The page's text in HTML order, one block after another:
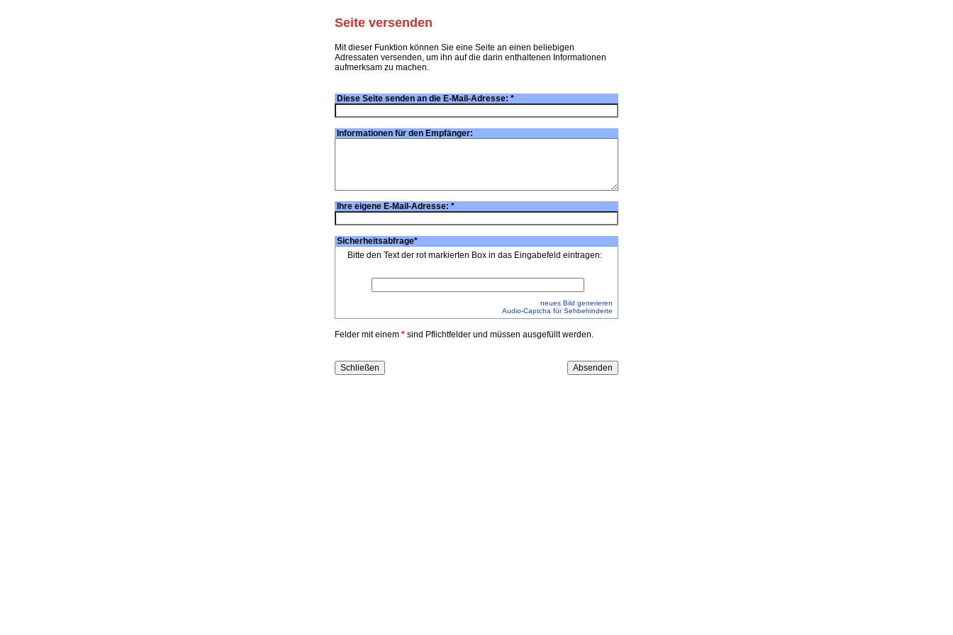
Seite versenden
Mit dieser Funktion können Sie eine Seite an einen beliebigen
Adressaten versenden, um ihn auf die darin enthaltenen Informationen
aufmerksam zu machen.
Diese Seite senden an die E-Mail-Adresse: *
Informationen für den Empfänger:
Ihre eigene E-Mail-Adresse: *
Sicherheitsabfrage*
Bitte den Text der rot markierten Box in das Eingabefeld eintragen:
neues Bild generieren
Audio-Captcha für Sehbehinderte
Felder mit einem * sind Pflichtfelder und müssen ausgefüllt werden.